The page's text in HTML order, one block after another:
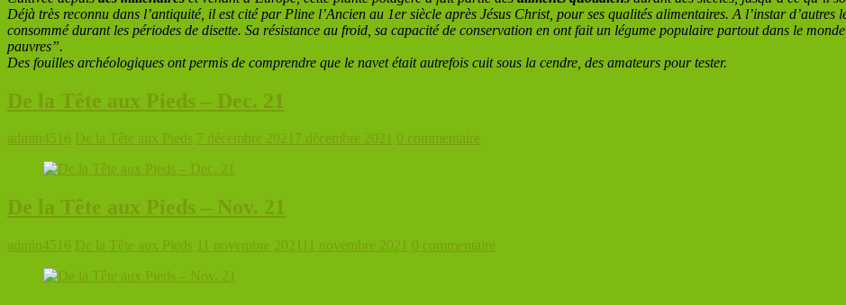
Déjà très reconnu dans l’antiquité, il est cité par Pline l’Ancien au 1er siècle après Jésus Christ, pour ses qualités alimentaires. A l’instar d’autres
consommé durant les périodes de disette. Sa résistance au froid, sa capacité de conservation en ont fait un légume populaire partout dans le
pauvres”.
Des fouilles archéologiques ont permis de comprendre que le navet était autrefois cuit sous la cendre, des amateurs pour tester.
De la Tête aux Pieds – Dec. 21
admin4516 De la Tête aux Pieds 7 décembre 2021 7 décembre 2021 0 commentaire
De la Tête aux Pieds – Nov. 21
admin4516 De la Tête aux Pieds 11 novembre 2021 11 novembre 2021 0 commentaire